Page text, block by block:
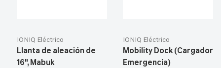
IONIQ Eléctrico
Llanta de aleación de
16", Mabuk
IONIQ Eléctrico
Mobility Dock (Cargador
Emergencia)